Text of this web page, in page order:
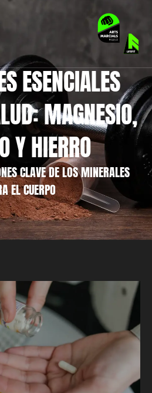
ESENCIALES
MAGNESIO,
Y HIERRO
CLAVE DE LOS MINERALES
EL CUERPO